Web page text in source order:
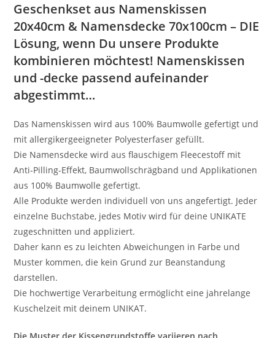
Geschenkset aus Namenskissen
20x40cm & Namensdecke 70x100cm – DIE
Lösung, wenn Du unsere Produkte
kombinieren möchtest! Namenskissen
und -decke passend aufeinander
abgestimmt…
Das Namenskissen wird aus 100% Baumwolle gefertigt und
mit allergikergeeigneter Polyesterfaser gefüllt.
Die Namensdecke wird aus flauschigem Fleecestoff mit
Anti-Pilling-Effekt, Baumwollschrägband und Applikationen
aus 100% Baumwolle gefertigt.
Alle Produkte werden individuell von uns angefertigt. Jeder
einzelne Buchstabe, jedes Motiv wird für deine UNIKATE
zugeschnitten und appliziert.
Daher kann es zu leichten Abweichungen in Farbe und
Muster kommen, die kein Grund zur Beanstandung
darstellen.
Die hochwertige Verarbeitung ermöglicht eine jahrelange
Kuschelzeit mit deinem UNIKAT.